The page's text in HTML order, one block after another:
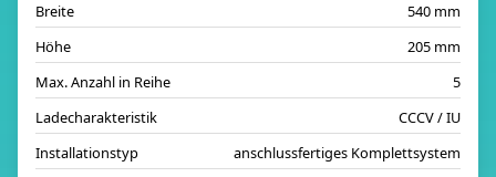
Breite
540 mm
Höhe
205 mm
Max. Anzahl in Reihe
5
Ladecharakteristik
CCCV / IU
Installationstyp
anschlussfertiges Komplettsystem